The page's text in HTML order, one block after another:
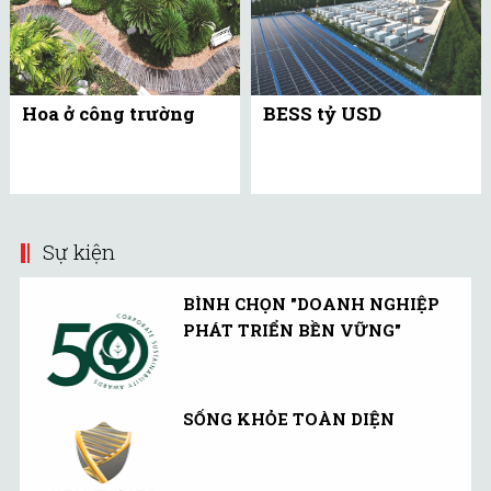
Hoa ở công trường BESS tỷ USD
Sự kiện
BÌNH CHỌN "DOANH NGHIỆP
PHÁT TRIỂN BỀN VỮNG"
SỐNG KHỎE TOÀN DIỆN